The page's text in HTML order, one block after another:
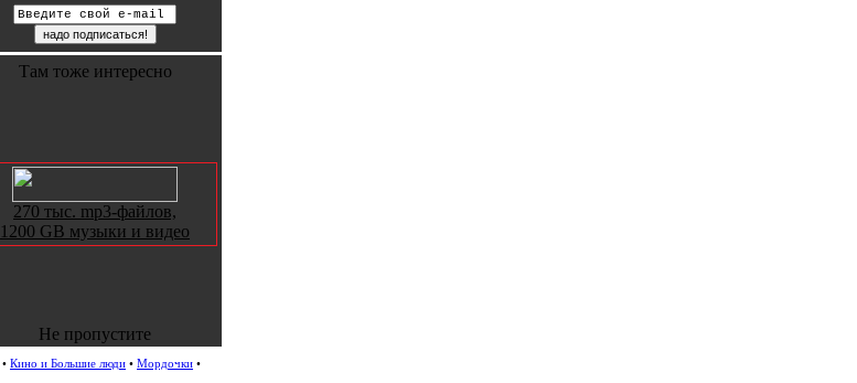
Там тоже интересно
270 тыс. mp3-файлов,
1200 GB музыки и видео
Не пропустите
• Кино и Большие люди • Мордочки •